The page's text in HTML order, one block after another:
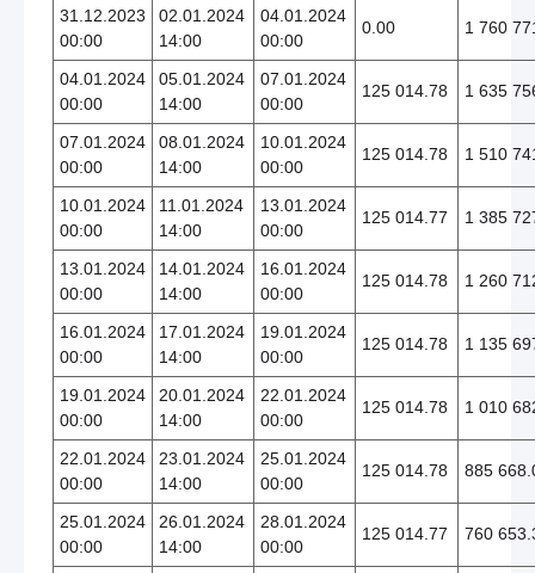
31.12.2023
00:00
02.01.2024
14:00
04.01.2024
00:00
0.00 1 760
04.01.2024
00:00
05.01.2024
14:00
07.01.2024
00:00
125 014.78 1 635
07.01.2024
00:00
08.01.2024
14:00
10.01.2024
00:00
125 014.78 1 510
10.01.2024
00:00
11.01.2024
14:00
13.01.2024
00:00
125 014.77 1 385
13.01.2024
00:00
14.01.2024
14:00
16.01.2024
00:00
125 014.78 1 260
16.01.2024
00:00
17.01.2024
14:00
19.01.2024
00:00
125 014.78 1 135
19.01.2024
00:00
20.01.2024
14:00
22.01.2024
00:00
125 014.78 1 010
22.01.2024
00:00
23.01.2024
14:00
25.01.2024
00:00
125 014.78 885
25.01.2024
00:00
26.01.2024
14:00
28.01.2024
00:00
125 014.77 760